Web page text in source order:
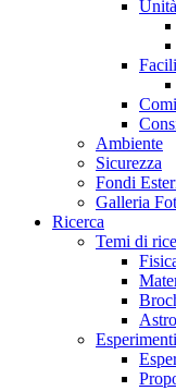
Ambiente
Sicurezza
Fondi
Galleria
Ricerca
Temi di
Esperimenti